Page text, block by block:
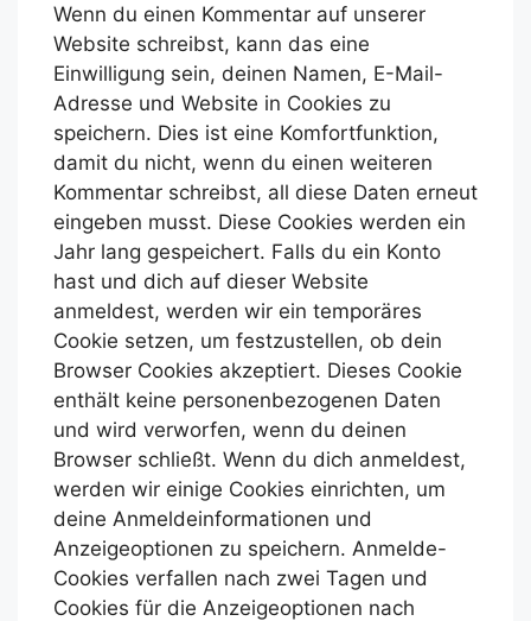
Wenn du einen Kommentar auf unserer
Website schreibst, kann das eine
Einwilligung sein, deinen Namen, E-Mail-
Adresse und Website in Cookies zu
speichern. Dies ist eine Komfortfunktion,
damit du nicht, wenn du einen weiteren
Kommentar schreibst, all diese Daten erneut
eingeben musst. Diese Cookies werden ein
Jahr lang gespeichert. Falls du ein Konto
hast und dich auf dieser Website
anmeldest, werden wir ein temporäres
Cookie setzen, um festzustellen, ob dein
Browser Cookies akzeptiert. Dieses Cookie
enthält keine personenbezogenen Daten
und wird verworfen, wenn du deinen
Browser schließt. Wenn du dich anmeldest,
werden wir einige Cookies einrichten, um
deine Anmeldeinformationen und
Anzeigeoptionen zu speichern. Anmelde-
Cookies verfallen nach zwei Tagen und
Cookies für die Anzeigeoptionen nach